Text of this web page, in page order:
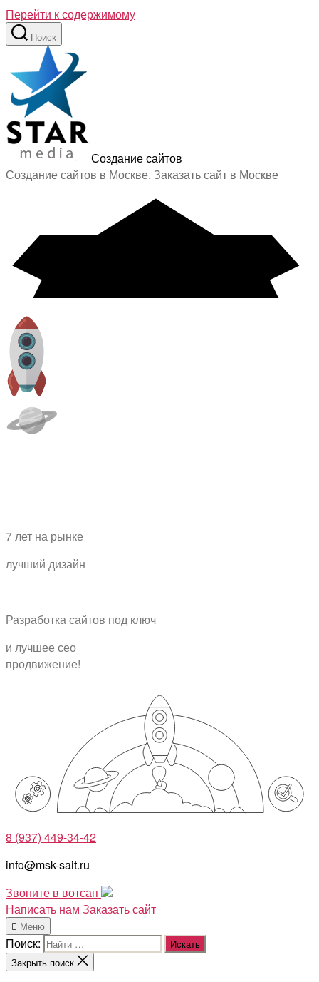
Перейти к содержимому
Поиск
Создание сайтов
Создание сайтов в Москве. Заказать сайт в Москве
7 лет на рынке
лучший дизайн
Разработка сайтов под ключ
и лучшее сео
продвижение!
8 (937) 449-34-42
info@msk-sait.ru
Звоните в вотсап
Написать нам Заказать сайт
Меню
Поиск:
Закрыть поиск